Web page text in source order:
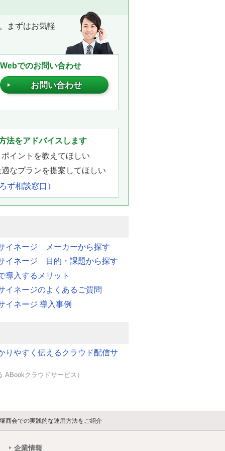
まずはお気軽
Webでのお問い合わせ
お問い合わせ
法をアドバイスします
イントを教えてほしい
なプランを提案してほしい
ず相談窓口）
イネージ メーカーから探す
イネージ 目的・課題から探す
導入するメリット
イネージのよくあるご質問
イネージ 導入事例
りやすく伝えるクラウド配信サ
ABookクラウドサービス）
商会での実践的な運用方法をご紹介
企業情報